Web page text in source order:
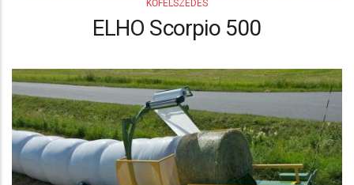
KŐFELSZEDÉS
ELHO Scorpio 500